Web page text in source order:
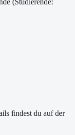
(Studierende:
findest du auf der